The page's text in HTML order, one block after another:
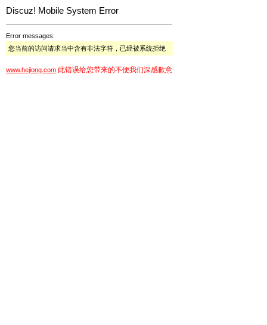
Discuz! Mobile System Error
Error messages:
您当前的访问请求当中含有非法字符，已经被系统拒绝
www.hejiong.com 此错误给您带来的不便我们深感歉意